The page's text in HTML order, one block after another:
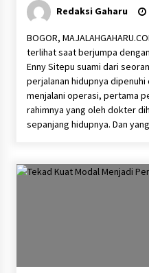
Redaksi Gaharu
BOGOR,
terlihat saat berjumpa
Enny Sitepu suami dari
perjalanan hidupnya
menjalani operasi, pertama
rahimnya yang oleh dokter
sepanjang hidupnya. Dan